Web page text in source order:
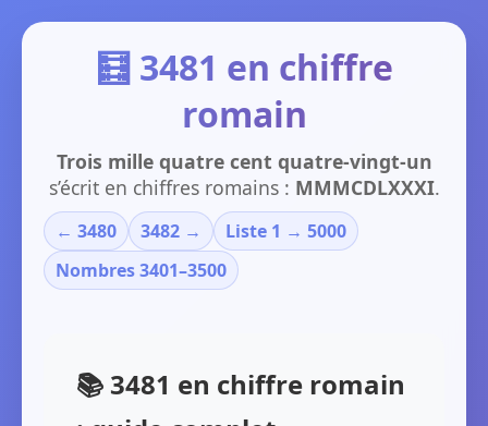
🧮 3481 en chiffre
romain
Trois mille quatre cent quatre-vingt-un
s’écrit en chiffres romains : MMMCDLXXXI.
← 3480 3482 →
Liste 1 → 5000
Nombres 3401–3500
📚 3481 en chiffre romain